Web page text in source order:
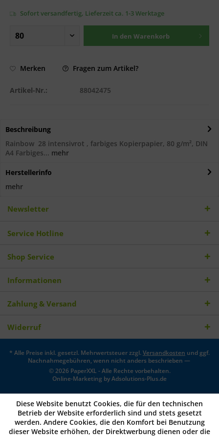
Sofort versandfertig, Lieferzeit ca. 1-3 Werktage
In den Warenkorb
Merken Fragen zum Artikel?
Artikel-Nr.: 88042475
Beschreibung
Rainbow 28 intensivrot , farbiges Kopierpapier, 80 g/m², DIN
A4 Farbiges... mehr
Herstellerinfo
mehr
Newsletter
Service Hotline
Shop Service
Informationen
Zahlung & Versand
Widerruf
* Alle Preise inkl. gesetzl. Mehrwertsteuer zzgl.Versandkosten und ggf.
Nachnahmegebühren, wenn nicht anders beschrieben —
© 2026 PaperXXL - Alle Rechte vorbehalten.
Online-Marketing byAdsolutions-Plus.de
Diese Website benutzt Cookies, die für den technischen
Betrieb der Website erforderlich sind und stets gesetzt
werden. Andere Cookies, die den Komfort bei Benutzung
dieser Website erhöhen, der Direktwerbung dienen oder die